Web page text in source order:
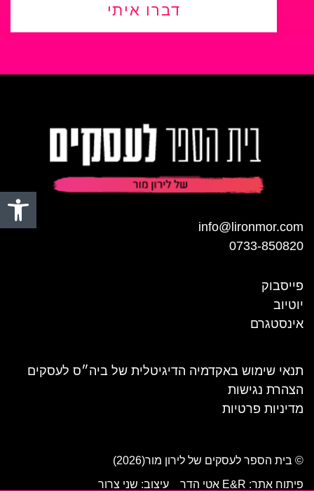
פתח
דברו איתי
info@lironmor.com
0733-850820
פייסבוק
יוטיוב
אינסטגרם
תנאי שימוש באקדמיה הדיגיטלית של ביה״ס לעסקים
הצהרת נגישות
מדיניות פרטיות
© בית הספר לעסקים של לירון מור(2026)
פיתוח אתר: E&R אטי הדר
עיצוב: שני צרור